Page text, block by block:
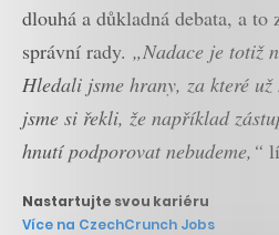
dlouhá a důkladná debata, a to
správní rady. „Nadace je totiž
Hledali jsme hrany, za které už
jsme si řekli, že například
hnutí podporovat nebudeme,“
Nastartujte svou kariéru
Více na CzechCrunch Jobs